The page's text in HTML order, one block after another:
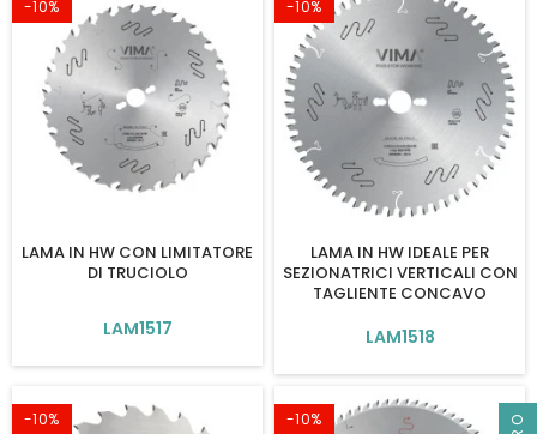
-10%
LAMA IN HW CON LIMITATORE
DI TRUCIOLO
LAM1517
-10%
LAMA IN HW IDEALE PER
SEZIONATRICI VERTICALI CON
TAGLIENTE CONCAVO
LAM1518
-10% -10%